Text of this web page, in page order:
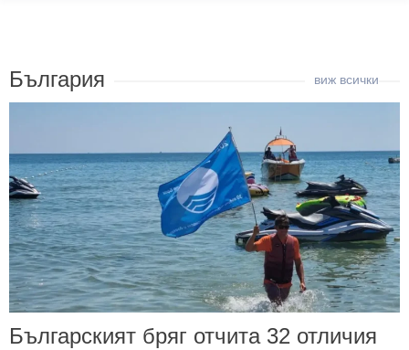
България
Българският бряг отчита 32 отличия